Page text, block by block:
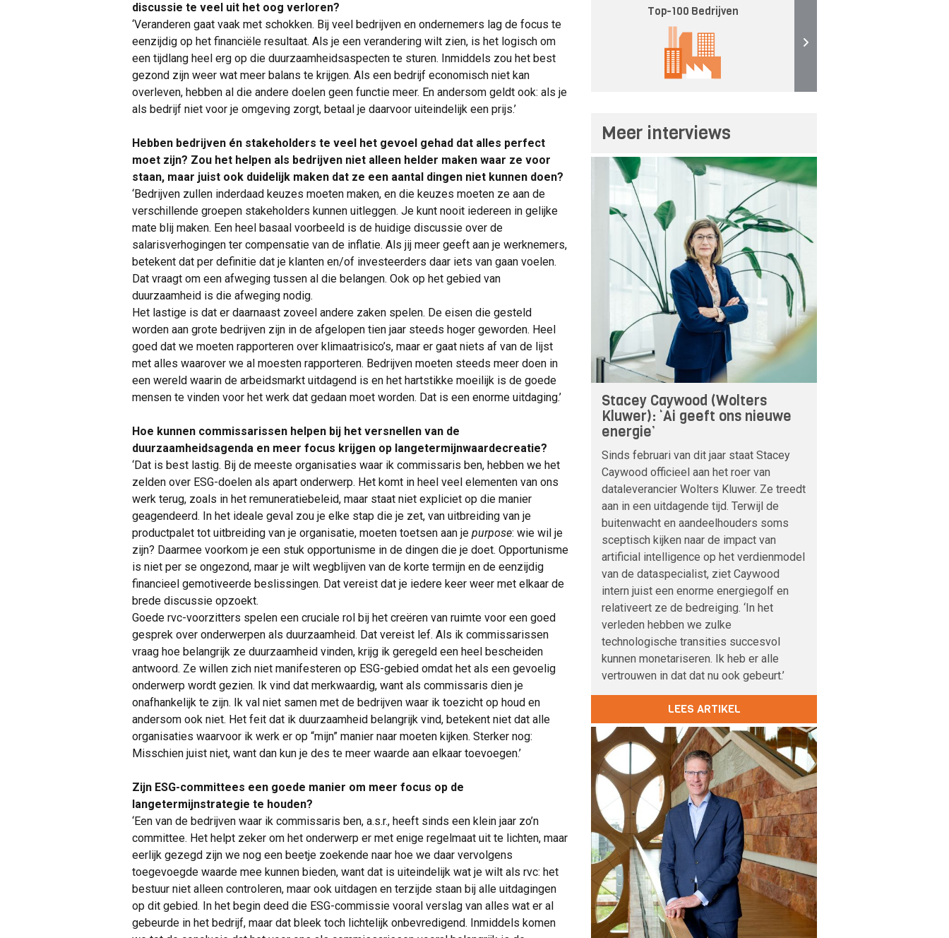
discussie te veel uit het oog verloren?
‘Veranderen gaat vaak met schokken. Bij veel bedrijven en ondernemers lag de focus te
eenzijdig op het financiële resultaat. Als je een verandering wilt zien, is het logisch om
een tijdlang heel erg op die duurzaamheidsaspecten te sturen. Inmiddels zou het best
gezond zijn weer wat meer balans te krijgen. Als een bedrijf economisch niet kan
overleven, hebben al die andere doelen geen functie meer. En andersom geldt ook: als je
als bedrijf niet voor je omgeving zorgt, betaal je daarvoor uiteindelijk een prijs.’
Hebben bedrijven én stakeholders te veel het gevoel gehad dat alles perfect
moet zijn? Zou het helpen als bedrijven niet alleen helder maken waar ze voor
staan, maar juist ook duidelijk maken dat ze een aantal dingen niet kunnen doen?
‘Bedrijven zullen inderdaad keuzes moeten maken, en die keuzes moeten ze aan de
verschillende groepen stakeholders kunnen uitleggen. Je kunt nooit iedereen in gelijke
mate blij maken. Een heel basaal voorbeeld is de huidige discussie over de
salarisverhogingen ter compensatie van de inflatie. Als jij meer geeft aan je werknemers,
betekent dat per definitie dat je klanten en/of investeerders daar iets van gaan voelen.
Dat vraagt om een afweging tussen al die belangen. Ook op het gebied van
duurzaamheid is die afweging nodig.
Het lastige is dat er daarnaast zoveel andere zaken spelen. De eisen die gesteld
worden aan grote bedrijven zijn in de afgelopen tien jaar steeds hoger geworden. Heel
goed dat we moeten rapporteren over klimaatrisico’s, maar er gaat niets af van de lijst
met alles waarover we al moesten rapporteren. Bedrijven moeten steeds meer doen in
een wereld waarin de arbeidsmarkt uitdagend is en het hartstikke moeilijk is de goede
mensen te vinden voor het werk dat gedaan moet worden. Dat is een enorme uitdaging.’
Hoe kunnen commissarissen helpen bij het versnellen van de
duurzaamheidsagenda en meer focus krijgen op langetermijnwaardecreatie?
‘Dat is best lastig. Bij de meeste organisaties waar ik commissaris ben, hebben we het
zelden over ESG-doelen als apart onderwerp. Het komt in heel veel elementen van ons
werk terug, zoals in het remuneratiebeleid, maar staat niet expliciet op die manier
geagendeerd. In het ideale geval zou je elke stap die je zet, van uitbreiding van je
productpalet tot uitbreiding van je organisatie, moeten toetsen aan je purpose: wie wil je
zijn? Daarmee voorkom je een stuk opportunisme in de dingen die je doet. Opportunisme
is niet per se ongezond, maar je wilt wegblijven van de korte termijn en de eenzijdig
financieel gemotiveerde beslissingen. Dat vereist dat je iedere keer weer met elkaar de
brede discussie opzoekt.
Goede rvc-voorzitters spelen een cruciale rol bij het creëren van ruimte voor een goed
gesprek over onderwerpen als duurzaamheid. Dat vereist lef. Als ik commissarissen
vraag hoe belangrijk ze duurzaamheid vinden, krijg ik geregeld een heel bescheiden
antwoord. Ze willen zich niet manifesteren op ESG-gebied omdat het als een gevoelig
onderwerp wordt gezien. Ik vind dat merkwaardig, want als commissaris dien je
onafhankelijk te zijn. Ik val niet samen met de bedrijven waar ik toezicht op houd en
andersom ook niet. Het feit dat ik duurzaamheid belangrijk vind, betekent niet dat alle
organisaties waarvoor ik werk er op “mijn” manier naar moeten kijken. Sterker nog:
Misschien juist niet, want dan kun je des te meer waarde aan elkaar toevoegen.’
Zijn ESG-committees een goede manier om meer focus op de
langetermijnstrategie te houden?
‘Een van de bedrijven waar ik commissaris ben, a.s.r., heeft sinds een klein jaar zo’n
committee. Het helpt zeker om het onderwerp er met enige regelmaat uit te lichten, maar
eerlijk gezegd zijn we nog een beetje zoekende naar hoe we daar vervolgens
toegevoegde waarde mee kunnen bieden, want dat is uiteindelijk wat je wilt als rvc: het
bestuur niet alleen controleren, maar ook uitdagen en terzijde staan bij alle uitdagingen
op dit gebied. In het begin deed die ESG-commissie vooral verslag van alles wat er al
gebeurde in het bedrijf, maar dat bleek toch lichtelijk onbevredigend. Inmiddels komen
Top-100 Bedrijven
Meer interviews
Stacey Caywood (Wolters
Kluwer): ‘Ai geeft ons nieuwe
energie’
Sinds februari van dit jaar staat Stacey
Caywood officieel aan het roer van
dataleverancier Wolters Kluwer. Ze treedt
aan in een uitdagende tijd. Terwijl de
buitenwacht en aandeelhouders soms
sceptisch kijken naar de impact van
artificial intelligence op het verdienmodel
van de dataspecialist, ziet Caywood
intern juist een enorme energiegolf en
relativeert ze de bedreiging. ‘In het
verleden hebben we zulke
technologische transities succesvol
kunnen monetariseren. Ik heb er alle
vertrouwen in dat dat nu ook gebeurt.’
LEES ARTIKEL